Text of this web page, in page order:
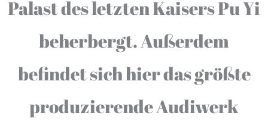
Palast des letzten Kaisers Pu Yi
beherbergt. Außerdem
befindet sich hier das größte
produzierende Audiwerk